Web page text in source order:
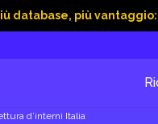
database, più
d’interni Italia